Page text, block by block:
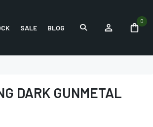
SALE BLOG
0
DARK GUNMETAL